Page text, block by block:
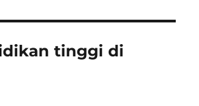
tinggi di